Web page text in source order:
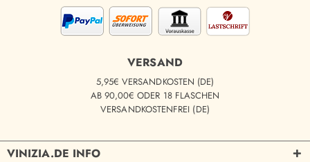
VERSAND
5,95€ VERSANDKOSTEN (DE)
AB 90,00€ ODER 18 FLASCHEN
VERSANDKOSTENFREI (DE)
VINIZIA.DE INFO